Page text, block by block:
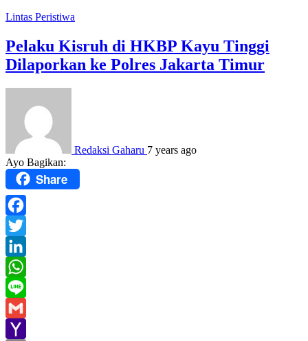
Lintas Peristiwa
Pelaku Kisruh di HKBP Kayu Tinggi
Dilaporkan ke Polres Jakarta Timur
Redaksi Gaharu 7 years ago
Ayo Bagikan:
Share
Facebook
Twitter
LinkedIn
WhatsApp
Line
Gmail